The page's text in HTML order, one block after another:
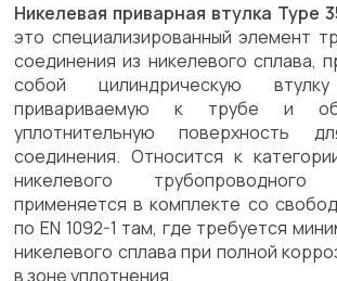
Никелевая приварная втулка Type
это специализированный элемент
соединения из никелевого сплава,
собой цилиндрическую
привариваемую к трубе и
уплотнительную поверхность
соединения. Относится к
никелевого
применяется в комплекте со
по EN 1092-1 там, где требуется
никелевого сплава при полной
в зоне уплотнения.